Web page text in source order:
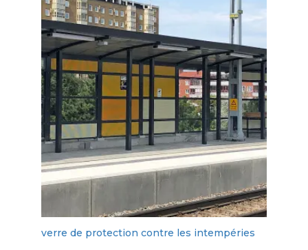
verre de protection contre les intempéries